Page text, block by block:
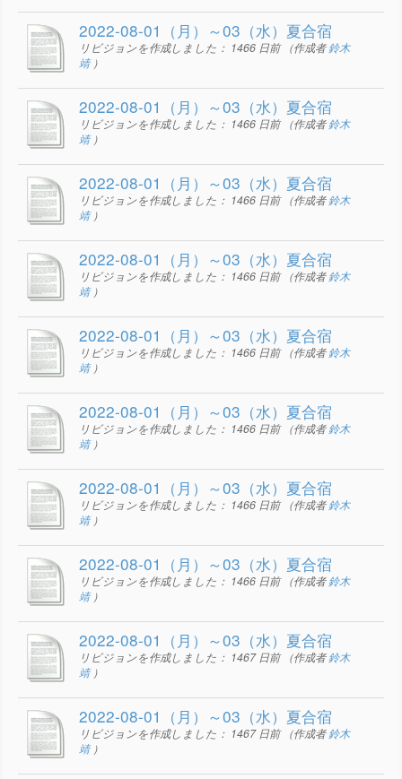
2022-08-01（月）～03（水）夏合宿
リビジョンを作成しました： 1466 日前（作成者鈴木
靖）
2022-08-01（月）～03（水）夏合宿
リビジョンを作成しました： 1466 日前（作成者鈴木
靖）
2022-08-01（月）～03（水）夏合宿
リビジョンを作成しました： 1466 日前（作成者鈴木
靖）
2022-08-01（月）～03（水）夏合宿
リビジョンを作成しました： 1466 日前（作成者鈴木
靖）
2022-08-01（月）～03（水）夏合宿
リビジョンを作成しました： 1466 日前（作成者鈴木
靖）
2022-08-01（月）～03（水）夏合宿
リビジョンを作成しました： 1466 日前（作成者鈴木
靖）
2022-08-01（月）～03（水）夏合宿
リビジョンを作成しました： 1466 日前（作成者鈴木
靖）
2022-08-01（月）～03（水）夏合宿
リビジョンを作成しました： 1466 日前（作成者鈴木
靖）
2022-08-01（月）～03（水）夏合宿
リビジョンを作成しました： 1467 日前（作成者鈴木
靖）
2022-08-01（月）～03（水）夏合宿
リビジョンを作成しました： 1467 日前（作成者鈴木
靖）